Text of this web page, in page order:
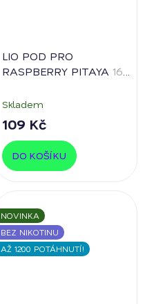
LIO POD PRO
RASPBERRY PITAYA 16
Skladem
109 Kč
DO KOŠÍKU
NOVINKA
BEZ NIKOTINU
AŽ 1200 POTÁHNUTÍ!